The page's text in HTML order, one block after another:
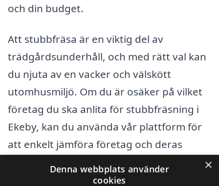
och din budget.
Att stubbfräsa är en viktig del av
trädgårdsunderhåll, och med rätt val kan
du njuta av en vacker och välskött
utomhusmiljö. Om du är osäker på vilket
företag du ska anlita för stubbfräsning i
Ekeby, kan du använda vår plattform för
att enkelt jämföra företag och deras
kan du försäkra dig om att du får bästa
×
Denna webbplats använder
cookies